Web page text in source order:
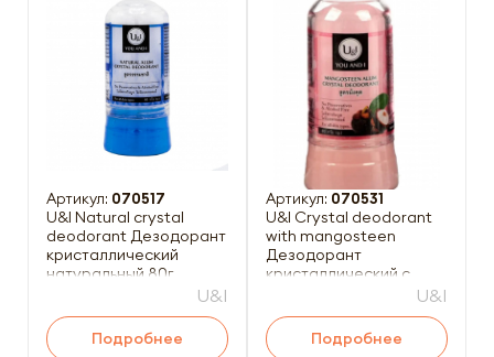
Артикул: 070517
U&I Natural crystal
deodorant Дезодорант
кристаллический
натуральный 80г
U&I
Подробнее
Артикул: 070531
U&I Crystal deodorant
with mangosteen
Дезодорант
кристаллический с
U&I
Подробнее